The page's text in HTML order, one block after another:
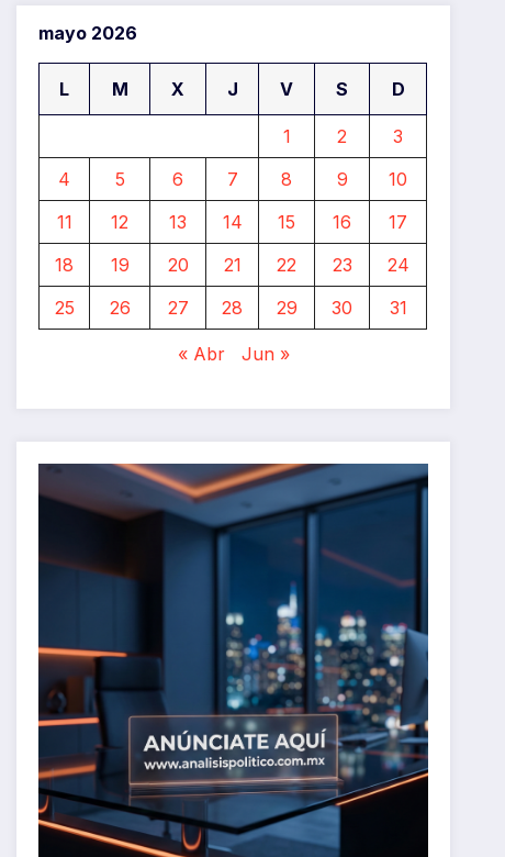
mayo 2026
L M X J V S D
1 2
3
4
5 6 7 8 9
10
11
12 13 14 15 16
17
18
19 20 21 22 23
24
25
26 27 28 29 30 31
« Abr Jun »